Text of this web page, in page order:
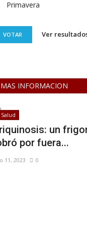
Primavera
VOTAR Ver
MAS INFORMACION
Salud
un
por fuera...
11, 2023 0